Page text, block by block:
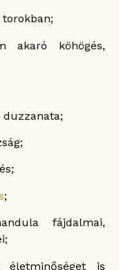
akaró köhögés,
;
fájdalmai,
is